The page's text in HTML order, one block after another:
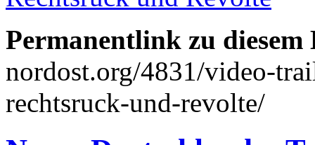
Permanentlink zu
nordost.org/4831/video-
rechtsruck-und-revolte/